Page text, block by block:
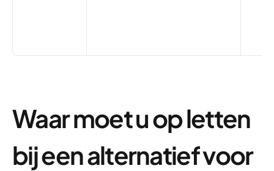
Waar moet u op letten
bij een alternatief voor